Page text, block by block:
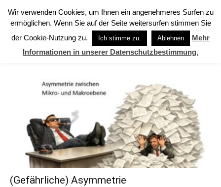
Start Schlagworte Insolvenzrecht
SCHLAGWORTE: Insolvenzrecht
(Gefährliche) Asymmetrie
Wir verwenden Cookies, um Ihnen ein angenehmeres Surfen zu
ermöglichen. Wenn Sie auf der Seite weitersurfen stimmen Sie
der Cookie-Nutzung zu.
Ich stimme zu. Ablehnen
Mehr
Informationen in unserer Datenschutzbestimmung.